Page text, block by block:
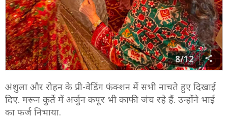
8/12
अंशुला और रोहन के प्री-वेडिंग फंक्शन में सभी नाचते हुए दिखाई
दिए. मरून कुर्ते में अर्जुन कपूर भी काफी जंच रहे हैं. उन्होंने भाई
का फर्ज निभाया.